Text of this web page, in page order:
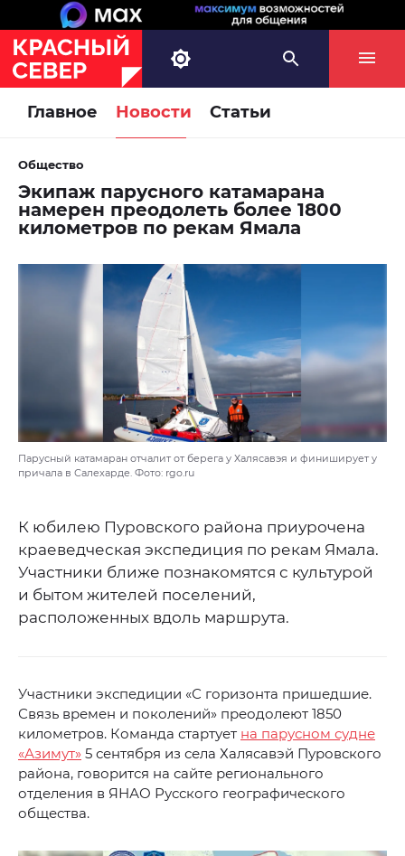
Главное Новости Статьи
Общество
Экипаж парусного катамарана
намерен преодолеть более 1800
километров по рекам Ямала
Парусный катамаран отчалит от берега у Халясавэя и финиширует у
причала в Салехарде. Фото: rgo.ru
К юбилею Пуровского района приурочена
краеведческая экспедиция по рекам Ямала.
Участники ближе познакомятся с культурой
и бытом жителей поселений,
расположенных вдоль маршрута.
Участники экспедиции «С горизонта пришедшие.
Связь времен и поколений» преодолеют 1850
километров. Команда стартует на парусном судне
«Азимут» 5 сентября из села Халясавэй Пуровского
района, говорится на сайте регионального
отделения в ЯНАО Русского географического
общества.